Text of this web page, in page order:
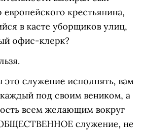
европейского крестьянина,
в касте уборщиков улиц,
офис-клерк?
служение исполнять, вам
под своим веником, а
всем желающим вокруг
ОБЩЕСТВЕННОЕ служение, не